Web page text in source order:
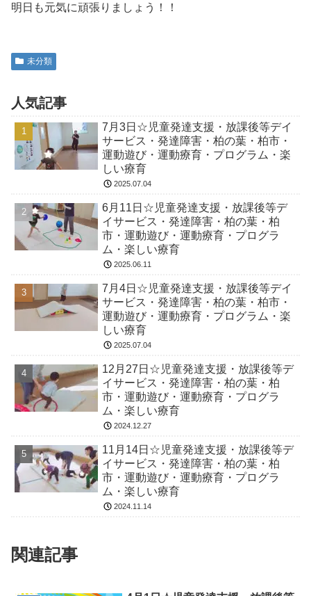
明日も元気に頑張りましょう！！
未分類
人気記事
7月3日☆児童発達支援・放課後等デイ
サービス・発達障害・柏の葉・柏市・
運動遊び・運動療育・プログラム・楽
しい療育
2025.07.04
6月11日☆児童発達支援・放課後等デ
イサービス・発達障害・柏の葉・柏
市・運動遊び・運動療育・プログラ
ム・楽しい療育
2025.06.11
7月4日☆児童発達支援・放課後等デイ
サービス・発達障害・柏の葉・柏市・
運動遊び・運動療育・プログラム・楽
しい療育
2025.07.04
12月27日☆児童発達支援・放課後等デ
イサービス・発達障害・柏の葉・柏
市・運動遊び・運動療育・プログラ
ム・楽しい療育
2024.12.27
11月14日☆児童発達支援・放課後等デ
イサービス・発達障害・柏の葉・柏
市・運動遊び・運動療育・プログラ
ム・楽しい療育
2024.11.14
関連記事